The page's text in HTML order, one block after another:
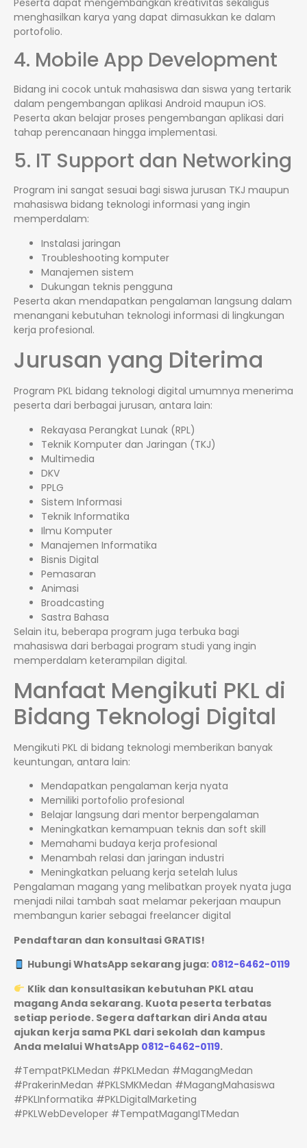
menghasilkan karya yang dapat dimasukkan ke dalam
portofolio.
4. Mobile App Development
Bidang ini cocok untuk mahasiswa dan siswa yang tertarik
dalam pengembangan aplikasi Android maupun iOS.
Peserta akan belajar proses pengembangan aplikasi dari
tahap perencanaan hingga implementasi.
5. IT Support dan Networking
Program ini sangat sesuai bagi siswa jurusan TKJ maupun
mahasiswa bidang teknologi informasi yang ingin
memperdalam:
Instalasi jaringan
Troubleshooting komputer
Manajemen sistem
Dukungan teknis pengguna
Peserta akan mendapatkan pengalaman langsung dalam
menangani kebutuhan teknologi informasi di lingkungan
kerja profesional.
Jurusan yang Diterima
Program PKL bidang teknologi digital umumnya menerima
peserta dari berbagai jurusan, antara lain:
Rekayasa Perangkat Lunak (RPL)
Teknik Komputer dan Jaringan (TKJ)
Multimedia
DKV
PPLG
Sistem Informasi
Teknik Informatika
Ilmu Komputer
Manajemen Informatika
Bisnis Digital
Pemasaran
Animasi
Broadcasting
Sastra Bahasa
Selain itu, beberapa program juga terbuka bagi
mahasiswa dari berbagai program studi yang ingin
memperdalam keterampilan digital.
Manfaat Mengikuti PKL di
Bidang Teknologi Digital
Mengikuti PKL di bidang teknologi memberikan banyak
keuntungan, antara lain:
Mendapatkan pengalaman kerja nyata
Memiliki portofolio profesional
Belajar langsung dari mentor berpengalaman
Meningkatkan kemampuan teknis dan soft skill
Memahami budaya kerja profesional
Menambah relasi dan jaringan industri
Meningkatkan peluang kerja setelah lulus
Pengalaman magang yang melibatkan proyek nyata juga
menjadi nilai tambah saat melamar pekerjaan maupun
membangun karier sebagai freelancer digital
Pendaftaran dan konsultasi GRATIS!
Hubungi WhatsApp sekarang juga:0812-6462-0119
Klik dan konsultasikan kebutuhan PKL atau
magang Anda sekarang. Kuota peserta terbatas
setiap periode. Segera daftarkan diri Anda atau
ajukan kerja sama PKL dari sekolah dan kampus
Anda melalui WhatsApp 0812-6462-0119.
#TempatPKLMedan #PKLMedan #MagangMedan
#PrakerinMedan #PKLSMKMedan #MagangMahasiswa
#PKLInformatika #PKLDigitalMarketing
#PKLWebDeveloper #TempatMagangITMedan